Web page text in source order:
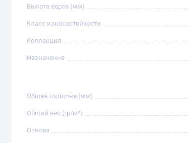
Высота ворса (мм)
Класс износостойкости
Коллекция
Назначение
Общая толщина (мм)
Общий вес (гр/м²)
Основа